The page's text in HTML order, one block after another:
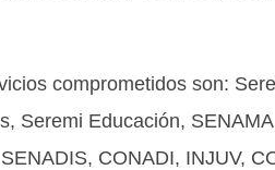
comprometidos son:
Seremi Educación,
CONADI, INJUV,